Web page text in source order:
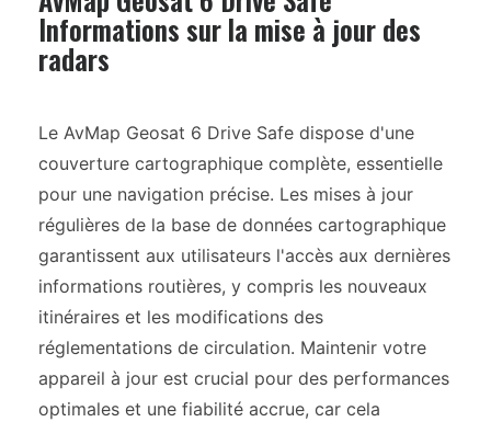
Informations sur la mise à jour des
radars
Le AvMap Geosat 6 Drive Safe dispose d'une
couverture cartographique complète, essentielle
pour une navigation précise. Les mises à jour
régulières de la base de données cartographique
garantissent aux utilisateurs l'accès aux dernières
informations routières, y compris les nouveaux
itinéraires et les modifications des
réglementations de circulation. Maintenir votre
appareil à jour est crucial pour des performances
optimales et une fiabilité accrue, car cela